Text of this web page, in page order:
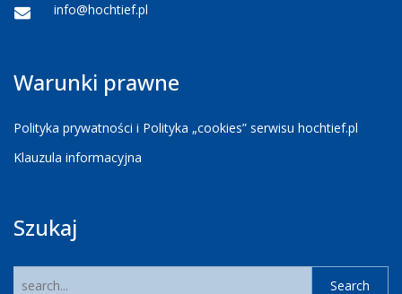
info@hochtief.pl
Warunki prawne
Polityka prywatności i Polityka „cookies” serwisu hochtief.pl
Klauzula informacyjna
Szukaj